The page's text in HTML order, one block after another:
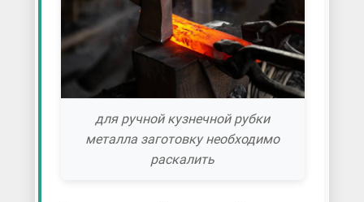
для ручной кузнечной рубки
металла заготовку необходимо
раскалить